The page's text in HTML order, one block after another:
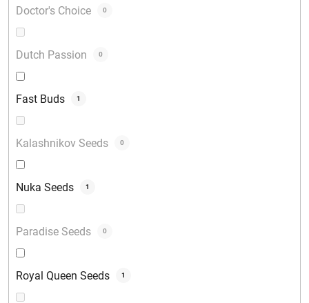
Doctor's Choice 0
Dutch Passion 0
Fast Buds 1
Kalashnikov Seeds 0
Nuka Seeds 1
Paradise Seeds 0
Royal Queen Seeds 1